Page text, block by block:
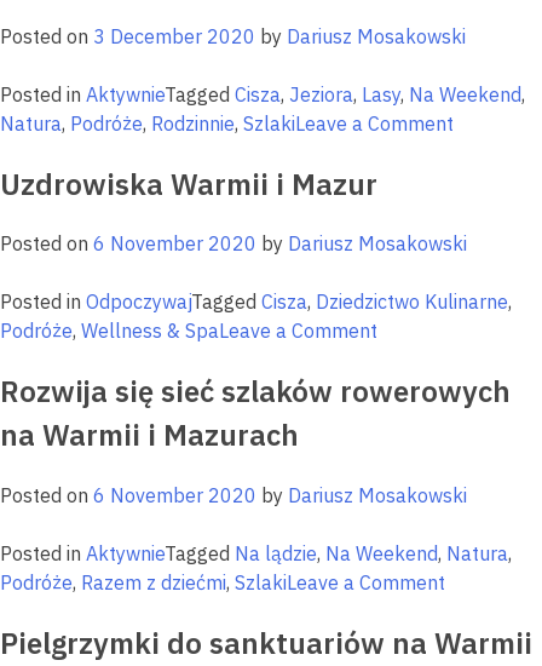
Elbląg
Posted on 3 December 2020 by Dariusz Mosakowski
Posted in AktywnieTagged Cisza, Jeziora, Lasy, Na Weekend,
Natura, Podróże, Rodzinnie, SzlakiLeave a Comment
piszczy,
Mazur
Uzdrowiska Warmii i Mazur
Posted on 6 November 2020 by Dariusz Mosakowski
Posted in OdpoczywajTagged Cisza, Dziedzictwo Kulinarne,
Podróże, Wellness & SpaLeave a Comment
Warmii
Rozwija się sieć szlaków rowerowych
na Warmii i Mazurach
Posted on 6 November 2020 by Dariusz Mosakowski
Posted in AktywnieTagged Na lądzie, Na Weekend, Natura,
Podróże, Razem z dziećmi, SzlakiLeave a Comment
się
Pielgrzymki do sanktuariów na Warmii